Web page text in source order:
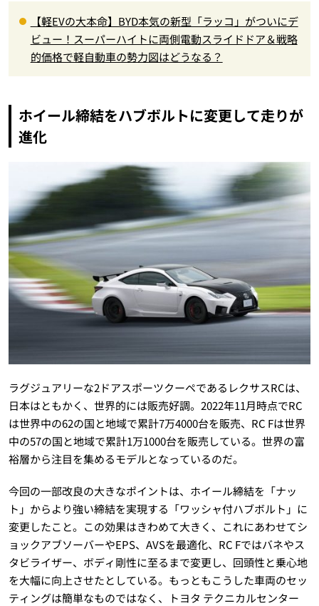
【軽EVの大本命】BYD本気の新型「ラッコ」がついにデ
ビュー！スーパーハイトに両側電動スライドドア＆戦略
的価格で軽自動車の勢力図はどうなる？
ホイール締結をハブボルトに変更して走りが
進化
ラグジュアリーな2ドアスポーツクーペであるレクサスRCは、
日本はともかく、世界的には販売好調。2022年11月時点でRC
は世界中の62の国と地域で累計7万4000台を販売、RC Fは世界
中の57の国と地域で累計1万1000台を販売している。世界の富
裕層から注目を集めるモデルとなっているのだ。
今回の一部改良の大きなポイントは、ホイール締結を「ナッ
ト」からより強い締結を実現する「ワッシャ付ハブボルト」に
変更したこと。この効果はきわめて大きく、これにあわせてシ
ョックアブソーバーやEPS、AVSを最適化、RC Fではバネやス
タビライザー、ボディ剛性に至るまで変更し、回頭性と乗心地
を大幅に向上させたとしている。もっともこうした車両のセッ
ティングは簡単なものではなく、トヨタ テクニカルセンター